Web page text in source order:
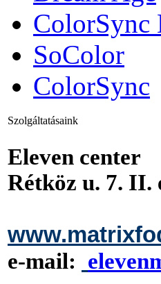
ColorSync
SoColor
ColorSync
Szolgáltatásaink
Eleven center
Rétköz u. 7. II.
e-mail: